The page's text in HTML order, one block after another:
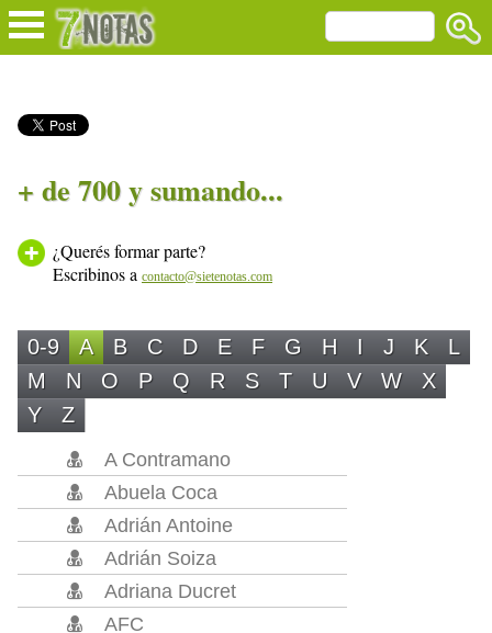
+ de 700 y sumando...
¿Querés formar parte?
Escribinos a contacto@sietenotas.com
0-9 A B C D E F G H I J K
L
M
N O P Q R S T U V W
X
Y
Z
A Contramano
Abuela Coca
Adrián Antoine
Adrián Soiza
Adriana Ducret
AFC